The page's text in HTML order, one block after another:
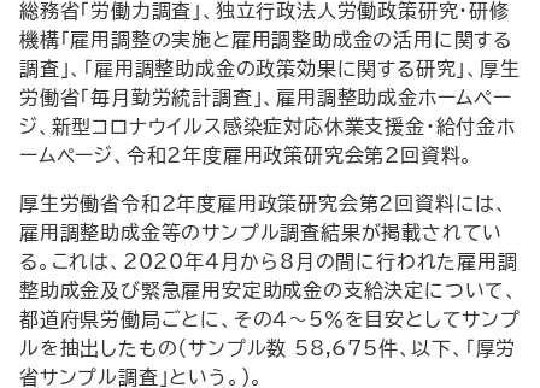
総務省「労働力調査」、独立行政法人労働政策研究・研修
機構「雇用調整の実施と雇用調整助成金の活用に関する
調査」、「雇用調整助成金の政策効果に関する研究」、厚生
労働省「毎月勤労統計調査」、雇用調整助成金ホームペー
ジ、新型コロナウイルス感染症対応休業支援金・給付金ホ
ームページ、令和2年度雇用政策研究会第2回資料。
厚生労働省令和2年度雇用政策研究会第2回資料には、
雇用調整助成金等のサンプル調査結果が掲載されてい
る。これは、2020年4月から8月の間に行われた雇用調
整助成金及び緊急雇用安定助成金の支給決定について、
都道府県労働局ごとに、その4～5％を目安としてサンプ
ルを抽出したもの（サンプル数 58,675件、以下、「厚労
省サンプル調査」という。）。